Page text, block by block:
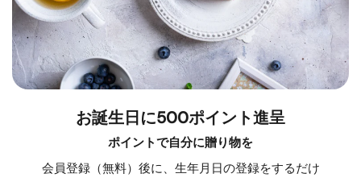
お誕生日に500ポイント進呈
ポイントで自分に贈り物を
会員登録（無料）後に、生年月日の登録をするだけ